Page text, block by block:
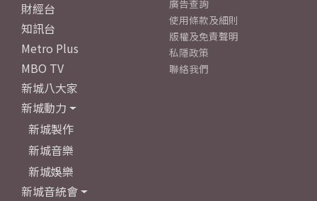
財經台
知訊台
Metro Plus
MBO TV
新城八大家
新城動力
新城製作
新城音樂
新城娛樂
新城音統會
廣告查詢
使用條款及細則
版權及免責聲明
私隱政策
聯絡我們